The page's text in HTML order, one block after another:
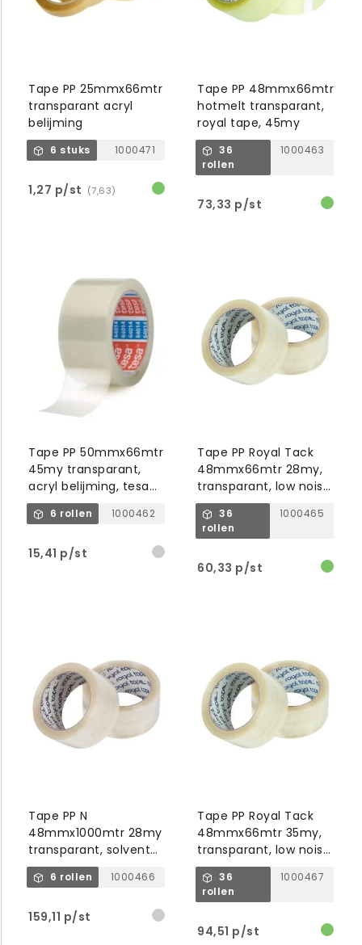
Tape PP 25mmx66mtr
transparant acryl
belijming
6 stuks 1000471
1,27 p/st (7,63)
Tape PP 48mmx66mtr
hotmelt transparant,
royal tape, 45my
36
rollen
1000463
73,33 p/st
Tape PP 50mmx66mtr
45my transparant,
acryl belijming, tesa
64014
6 rollen 1000462
15,41 p/st
Tape PP Royal Tack
48mmx66mtr 28my,
transparant, low noise,
acryl
36
rollen
1000465
60,33 p/st
Tape PP N
48mmx1000mtr 28my
transparant, solvent
belijming
6 rollen 1000466
159,11 p/st
Tape PP Royal Tack
48mmx66mtr 35my,
transparant, low noise,
high tack
36
rollen
1000467
94,51 p/st